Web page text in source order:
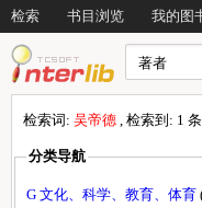
检索 书目浏览 我的图
检索词: 吴帝德 , 检索到: 1
分类导航
G 文化、科学、教育、体育